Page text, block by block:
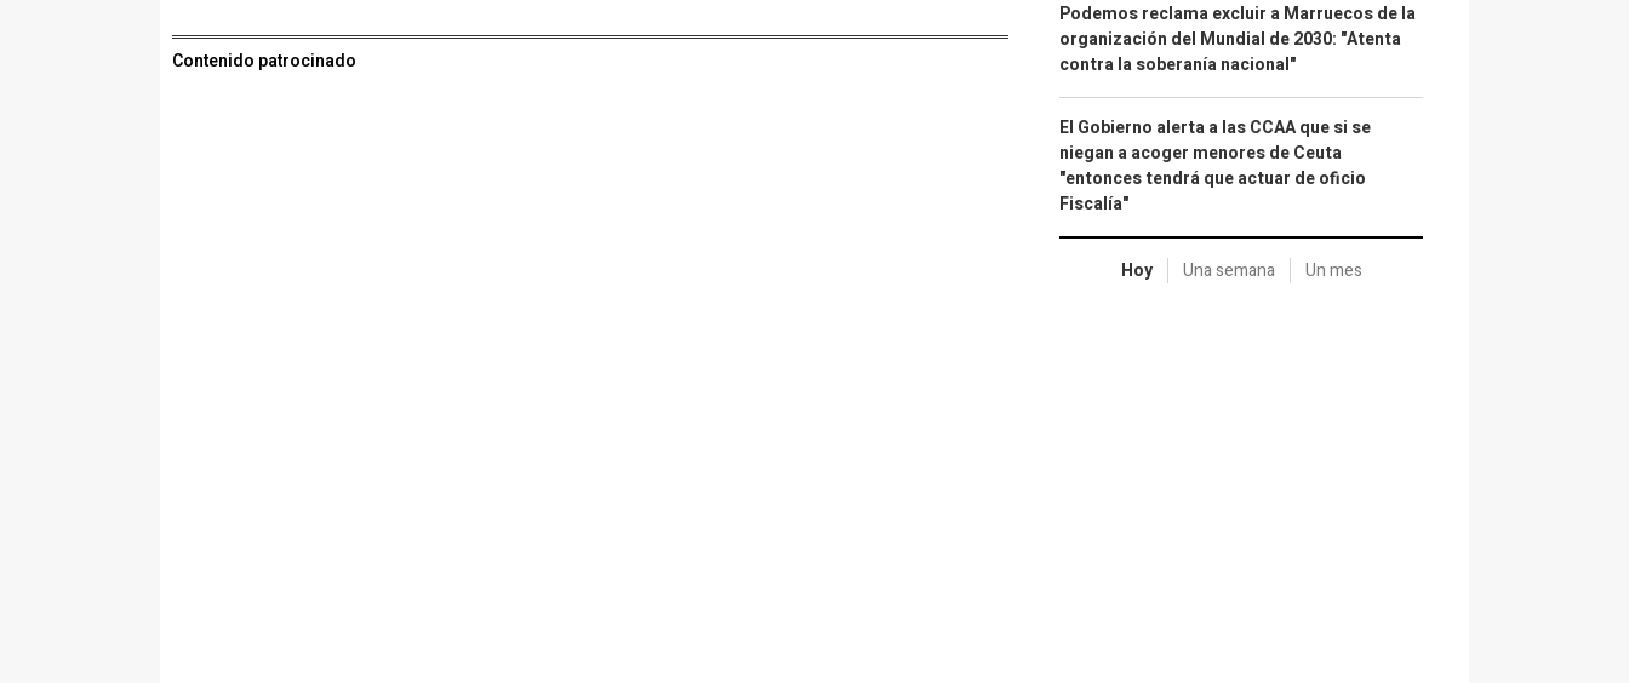
Contenido patrocinado
Podemos reclama excluir a Marruecos de la
organización del Mundial de 2030: "Atenta
contra la soberanía nacional"
El Gobierno alerta a las CCAA que si se
niegan a acoger menores de Ceuta
"entonces tendrá que actuar de oficio
Fiscalía"
Hoy Una semana Un mes